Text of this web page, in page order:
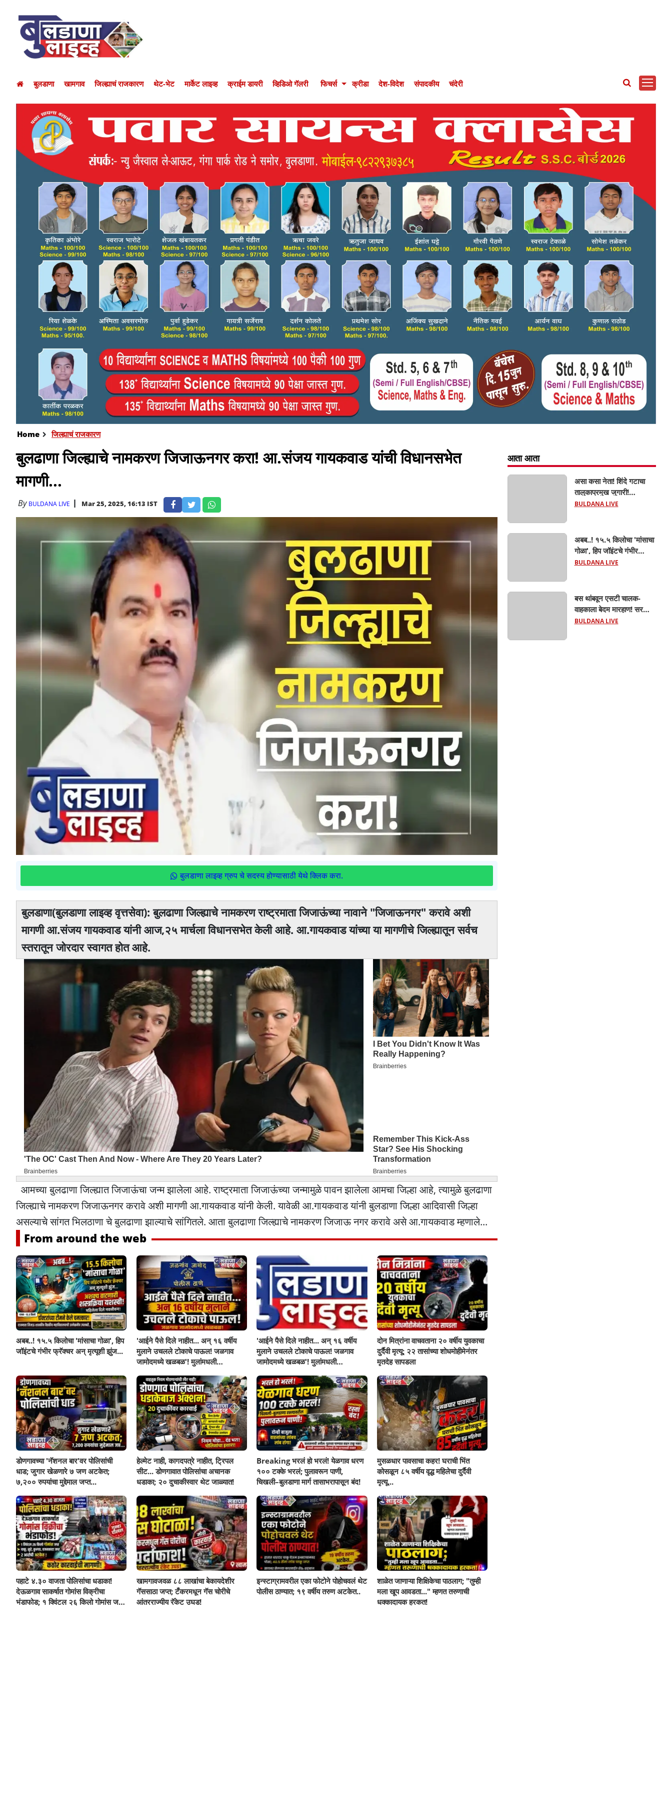
बुलडाणा खामगाव जिल्ह्याचं राजकारण थेट-भेट मार्केट लाइव्ह क्राईम डायरी व्हिडिओ गॅलरी फिचर्स क्रीडा देश-विदेश संपादकीय चंदेरी
Home जिल्ह्याचं राजकारण
बुलढाणा जिल्ह्याचे नामकरण जिजाऊनगर करा! आ.संजय गायकवाड यांची विधानसभेत
मागणी...
By BULDANA LIVE Mar 25, 2025, 16:13 IST
बुलडाणा लाइव्ह ग्रुप चे सदस्य होण्यासाठी येथे क्लिक करा.
बुलडाणा(बुलडाणा लाइव्ह वृत्तसेवा): बुलढाणा जिल्ह्याचे नामकरण राष्ट्रमाता जिजाऊंच्या नावाने "जिजाऊनगर" करावे अशी
मागणी आ.संजय गायकवाड यांनी आज,२५ मार्चला विधानसभेत केली आहे. आ.गायकवाड यांच्या या मागणीचे जिल्ह्यातून सर्वच
स्तरातून जोरदार स्वागत होत आहे.
आमच्या बुलढाणा जिल्ह्यात जिजाऊंचा जन्म झालेला आहे. राष्ट्रमाता जिजाऊंच्या जन्मामुळे पावन झालेला आमचा जिल्हा आहे, त्यामुळे बुलढाणा
जिल्ह्याचे नामकरण जिजाऊनगर करावे अशी मागणी आ.गायकवाड यांनी केली. यावेळी आ.गायकवाड यांनी बुलडाणा जिल्हा आदिवासी जिल्हा
असल्याचे सांगत भिलठाणा चे बुलढाणा झाल्याचे सांगितले. आता बुलढाणा जिल्ह्याचे नामकरण जिजाऊ नगर करावे असे आ.गायकवाड म्हणाले...
From around the web
अबब..! १५.५ किलोचा 'मांसाचा गोळा', हिप
जॉइंटचे गंभीर फ्रॅक्चर अन् मृत्यूशी झुंज...
'आईने पैसे दिले नाहीत... अन् १६ वर्षीय
मुलाने उचलले टोकाचे पाऊल! जळगाव
जामोदमध्ये खळबळ'! मुलांमधली
'आईने पैसे दिले नाहीत... अन् १६ वर्षीय
मुलाने उचलले टोकाचे पाऊल! जळगाव
जामोदमध्ये खळबळ'! मुलांमधली
दोन मित्रांना वाचवताना २० वर्षीय युवकाचा
दुर्दैवी मृत्यू; २२ तासांच्या शोधमोहीमेनंतर
मृतदेह सापडला
डोणगावच्या 'नॅशनल बार'वर पोलिसांची
धाड; जुगार खेळणारे ७ जण अटकेत;
७,२०० रुपयांचा मुद्देमाल जप्त...
हेल्मेट नाही, कागदपत्रे नाहीत, ट्रिपल
सीट... डोणगावात पोलिसांचा अचानक
धडाका; २० दुचाकीस्वार थेट जाळ्यात!
Breaking भरलं हो भरलं! येळगाव धरण
१०० टक्के भरलं; पुलावरून पाणी,
चिखली–बुलडाणा मार्ग तासाभरापासून बंद!
मुसळधार पावसाचा कहर! घराची भिंत
कोसळून ८५ वर्षीय वृद्ध महिलेचा दुर्दैवी
मृत्यू...
पहाटे ४.३० वाजता पोलिसांचा धडाका!
देऊळगाव साकर्षात गोमांस विक्रीचा
भंडाफोड; १ क्विंटल २६ किलो गोमांस जप्त,
खामगावजवळ ८८ लाखांचा बेकायदेशीर
गॅससाठा जप्त; टँकरमधून गॅस चोरीचे
आंतरराज्यीय रॅकेट उघड!
इन्स्टाग्रामवरील एका फोटोने पोहोचवलं थेट
पोलीस ठाण्यात; १९ वर्षीय तरुण अटकेत..
शाळेत जाणाऱ्या शिक्षिकेचा पाठलाग; "तुम्ही
मला खूप आवडता..." म्हणत तरुणाची
धक्कादायक हरकत!
आता आता
असा कसा नेता! शिंदे गटाचा
तालुकाप्रमुख जुगारी!
खामगावात तालुकाप्रमुखांच्या
गेला तालुकाप्रमुख; पण ६
जणांना साडेआठ लाखांच्या
मुद्देमालासह पकडले.....
BULDANA LIVE
अबब..! १५.५ किलोचा 'मांसाचा
गोळा', हिप जॉइंटचे गंभीर
फ्रॅक्चर अन् मृत्यूशी झुंज...
BULDANA LIVE
बस थांबवून एसटी चालक-
वाहकाला बेदम मारहाण! सरकारी
कामात अडथळा; प्रवाशांसमोर
BULDANA LIVE